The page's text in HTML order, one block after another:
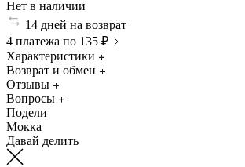
Нет в наличии
14 дней на возврат
4 платежа по 135 ₽
Характеристики
Возврат и обмен
Отзывы
Вопросы
Подели
Мокка
Давай делить